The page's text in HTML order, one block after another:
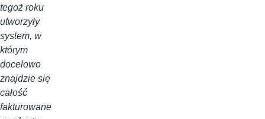
tegoż roku
utworzyły
system, w
którym
docelowo
znajdzie się
całość
fakturowane